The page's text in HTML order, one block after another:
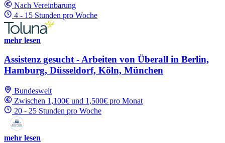
Nach Vereinbarung
4 - 15 Stunden pro Woche
mehr lesen
Assistenz gesucht - Arbeiten von Überall in Berlin,
Hamburg, Düsseldorf, Köln, München
Bundesweit
Zwischen 1,100€ und 1,500€ pro Monat
20 - 25 Stunden pro Woche
mehr lesen